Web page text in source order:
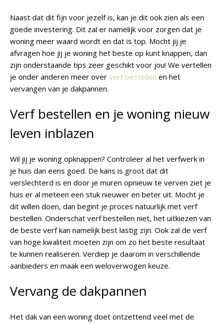
Naast dat dit fijn voor jezelf is, kan je dit ook zien als een
goede investering. Dit zal er namelijk voor zorgen dat je
woning meer waard wordt en dat is top. Mocht jij je
afvragen hoe jij je woning het beste op kunt knappen, dan
zijn onderstaande tips zeer geschikt voor jou! We vertellen
je onder anderen meer over verf bestellen en het
vervangen van je dakpannen.
Verf bestellen en je woning nieuw
leven inblazen
Wil jij je woning opknappen? Controleer al het verfwerk in
je huis dan eens goed. De kans is groot dat dit
verslechterd is en door je muren opnieuw te verven ziet je
huis er al meteen een stuk nieuwer en beter uit. Mocht je
dit willen doen, dan begint je proces natuurlijk met verf
bestellen. Onderschat verf bestellen niet, het uitkiezen van
de beste verf kan namelijk best lastig zijn. Ook zal de verf
van hoge kwaliteit moeten zijn om zo het beste resultaat
te kunnen realiseren. Verdiep je daarom in verschillende
aanbieders en maak een weloverwogen keuze.
Vervang de dakpannen
Het dak van een woning doet ontzettend veel met de